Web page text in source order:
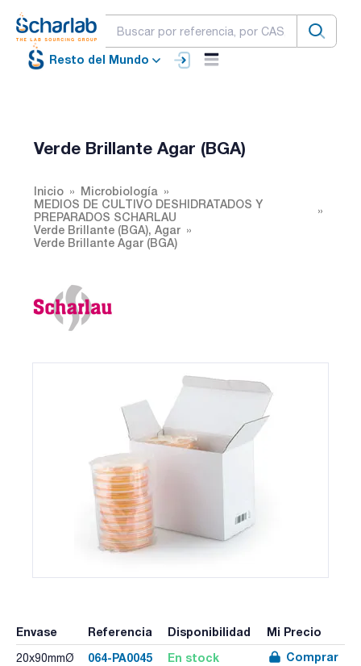
Resto del Mundo
Verde Brillante Agar (BGA)
Inicio
Microbiología
MEDIOS DE CULTIVO DESHIDRATADOS Y
PREPARADOS SCHARLAU
Verde Brillante (BGA), Agar
Verde Brillante Agar (BGA)
Envase Referencia Disponibilidad Mi Precio
20x90mmØ 064-PA0045 En stock Comprar